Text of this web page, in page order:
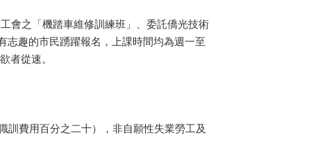
會之「機踏車維修訓練班」、委託僑光技術
志趣的市民踴躍報名，上課時間均為週一至
者從速。
費用百分之二十），非自願性失業勞工及